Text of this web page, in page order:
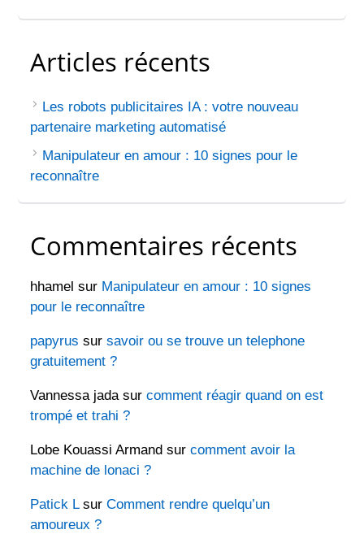
Articles récents
Les robots publicitaires IA : votre nouveau
partenaire marketing automatisé
Manipulateur en amour : 10 signes pour le
reconnaître
Commentaires récents
hhamel sur Manipulateur en amour : 10 signes
pour le reconnaître
papyrus sursavoir ou se trouve un telephone
gratuitement ?
Vannessa jada surcomment réagir quand on est
trompé et trahi ?
Lobe Kouassi Armand surcomment avoir la
machine de lonaci ?
Patick LsurComment rendre quelqu’un
amoureux ?